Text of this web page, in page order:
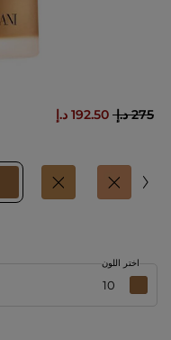
275 د.إ 192.50 د.إ
10
اختر اللون